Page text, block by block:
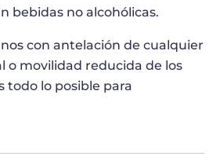
sumiller que te contará todo
distinguir la acidez y los
de las diferentes uvas
Toscana.
bebidas no alcohólicas.
con antelación de cualquier
o movilidad reducida de los
todo lo posible para